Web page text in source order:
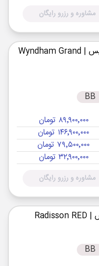
مشاوره و رزرو رایگان
| Wyndham Grand
BB
۸۹٬۹۰۰٬۰۰۰ تومان
۱۴۶٬۹۰۰٬۰۰۰ تومان
۷۹٬۵۰۰٬۰۰۰ تومان
۳۲٬۹۰۰٬۰۰۰ تومان
مشاوره و رزرو رایگان
| Radisson RED
BB